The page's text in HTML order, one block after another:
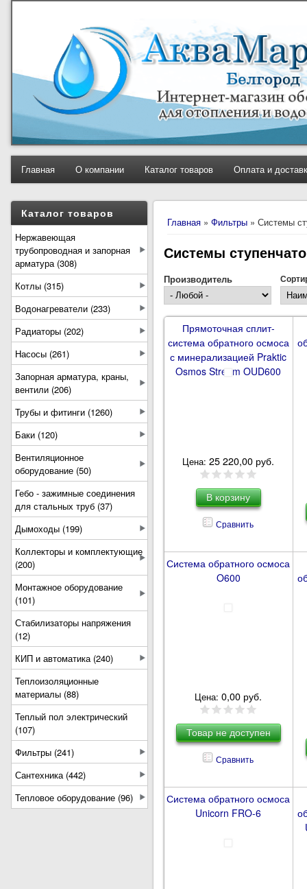
Главная О компании Каталог товаров Оплата и
Главная» Фильтры» Системы
Системы
Производитель
Прямоточная сплит-
система обратного осмоса
с минерализацией Praktic
Osmos Stream OUD600
Цена: 25 220,00 руб.
Сравнить
Система обратного осмоса
O600
Цена: 0,00 руб.
Сравнить
Система обратного осмоса
Unicorn FRO-6
Каталог товаров
Нержавеющая
трубопроводная и запорная
арматура (308)
Котлы (315)
Водонагреватели (233)
Радиаторы (202)
Насосы (261)
Запорная арматура, краны,
вентили (206)
Трубы и фитинги (1260)
Баки (120)
Вентиляционное
оборудование (50)
Гебо - зажимные соединения
для стальных труб (37)
Дымоходы (199)
Коллекторы и комплектующие
(200)
Монтажное оборудование
(101)
Стабилизаторы напряжения
(12)
КИП и автоматика (240)
Теплоизоляционные
материалы (88)
Теплый пол электрический
(107)
Фильтры (241)
Сантехника (442)
Тепловое оборудование (96)